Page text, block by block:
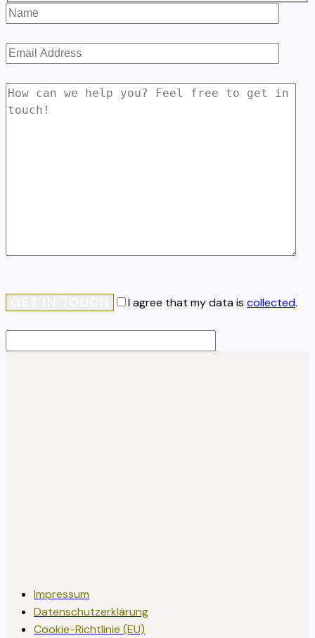
I agree that my data is collected.
Impressum
Datenschutzerklärung
Cookie-Richtlinie (EU)